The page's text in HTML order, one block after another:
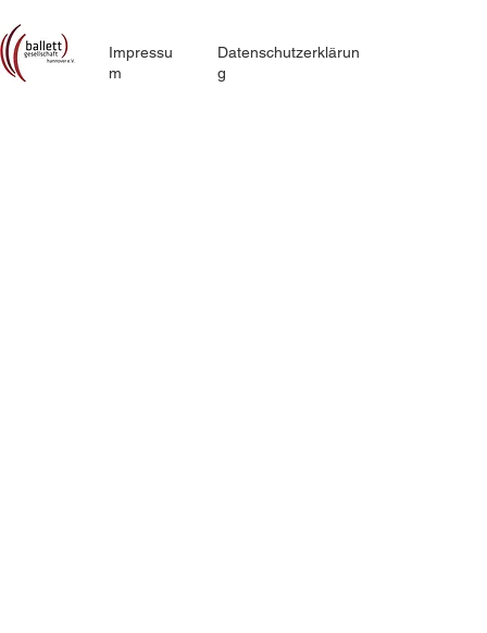
Impressu
m
Datenschutzerklärun
g